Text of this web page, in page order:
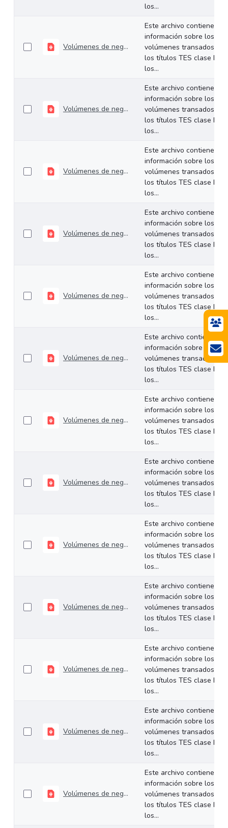
los...
Volúmenes de negociación del 16 al 20 de febrero de 2026
Este archivo contiene
información sobre los
volúmenes transados de
los títulos TES clase B en
los...
Volúmenes de negociación del 09 al 13 de febrero de 2026
Este archivo contiene
información sobre los
volúmenes transados de
los títulos TES clase B en
los...
Volúmenes de negociación del 02 al 06 de febrero de 2026
Este archivo contiene
información sobre los
volúmenes transados de
los títulos TES clase B en
los...
Volúmenes de negociación del 26 al 30 de enero de 2026
Este archivo contiene
información sobre los
volúmenes transados de
los títulos TES clase B en
los...
Volúmenes de negociación del 19 al 23 de enero de 2026
Este archivo contiene
información sobre los
volúmenes transados de
los títulos TES clase B en
los...
Volúmenes de negociación del 13 al 16 de enero de 2026
Este archivo contiene
información sobre los
volúmenes transados de
los títulos TES clase B en
los...
Volúmenes de negociación del 05 al 09 de enero de 2026
Este archivo contiene
información sobre los
volúmenes transados de
los títulos TES clase B en
los...
Volúmenes de negociación del 29 de diciembre al 02 de enero de 2026
Este archivo contiene
información sobre los
volúmenes transados de
los títulos TES clase B en
los...
Volúmenes de negociación del 22 al 26 de diciembre de 2025
Este archivo contiene
información sobre los
volúmenes transados de
los títulos TES clase B en
los...
Volúmenes de negociación del 15 al 19 de diciembre de 2025
Este archivo contiene
información sobre los
volúmenes transados de
los títulos TES clase B en
los...
Volúmenes de negociación del 09 al 12 de diciembre de 2025
Este archivo contiene
información sobre los
volúmenes transados de
los títulos TES clase B en
los...
Volúmenes de negociación del 01 al 05 de diciembre de 2025
Este archivo contiene
información sobre los
volúmenes transados de
los títulos TES clase B en
los...
Volúmenes de negociación del 24 al 28 de noviembre de 2025
Este archivo contiene
información sobre los
volúmenes transados de
los títulos TES clase B en
los...